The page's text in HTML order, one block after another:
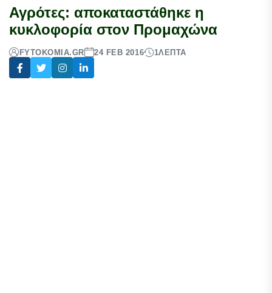
Αγρότες: αποκαταστάθηκε η
κυκλοφορία στον Προμαχώνα
FYTOKOMIA.GR 24 FEB 2016 1ΛΕΠΤΆ